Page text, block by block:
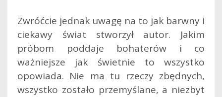
Zwróćcie jednak uwagę na to jak barwny i
ciekawy świat stworzył autor. Jakim
próbom poddaje bohaterów i co
ważniejsze jak świetnie to wszystko
opowiada. Nie ma tu rzeczy zbędnych,
wszystko zostało przemyślane, a niezbyt